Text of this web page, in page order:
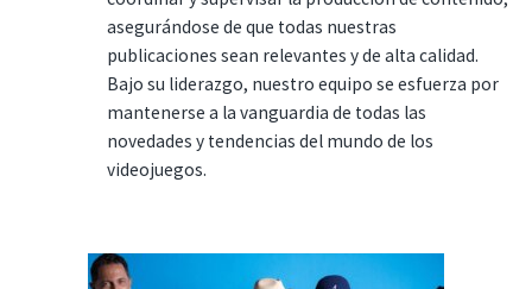
asegurándose de que todas nuestras
publicaciones sean relevantes y de alta calidad.
Bajo su liderazgo, nuestro equipo se esfuerza por
mantenerse a la vanguardia de todas las
novedades y tendencias del mundo de los
videojuegos.